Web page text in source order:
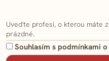
Uveďte profesi, o kterou máte
prázdné.
Souhlasím s podmínkami o